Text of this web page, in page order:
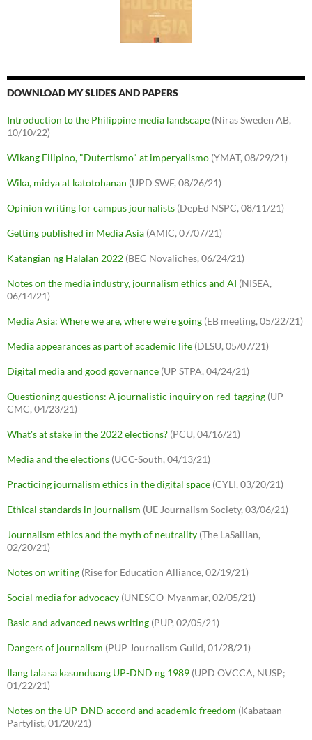
DOWNLOAD MY SLIDES AND PAPERS
Introduction to the Philippine media landscape (Niras Sweden AB,
10/10/22)
Wikang Filipino, "Dutertismo" at imperyalismo (YMAT, 08/29/21)
Wika, midya at katotohanan (UPD SWF, 08/26/21)
Opinion writing for campus journalists (DepEd NSPC, 08/11/21)
Getting published in Media Asia (AMIC, 07/07/21)
Katangian ng Halalan 2022 (BEC Novaliches, 06/24/21)
Notes on the media industry, journalism ethics and AI (NISEA,
06/14/21)
Media Asia: Where we are, where we're going (EB meeting, 05/22/21)
Media appearances as part of academic life (DLSU, 05/07/21)
Digital media and good governance (UP STPA, 04/24/21)
Questioning questions: A journalistic inquiry on red-tagging (UP
CMC, 04/23/21)
What's at stake in the 2022 elections? (PCU, 04/16/21)
Media and the elections (UCC-South, 04/13/21)
Practicing journalism ethics in the digital space (CYLI, 03/20/21)
Ethical standards in journalism (UE Journalism Society, 03/06/21)
Journalism ethics and the myth of neutrality (The LaSallian,
02/20/21)
Notes on writing (Rise for Education Alliance, 02/19/21)
Social media for advocacy (UNESCO-Myanmar, 02/05/21)
Basic and advanced news writing (PUP, 02/05/21)
Dangers of journalism (PUP Journalism Guild, 01/28/21)
Ilang tala sa kasunduang UP-DND ng 1989 (UPD OVCCA, NUSP;
01/22/21)
Notes on the UP-DND accord and academic freedom (Kabataan
Partylist, 01/20/21)